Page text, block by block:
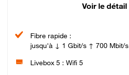
Voir le détail
Fibre rapide :
jusqu'à ↓ 1 Gbit/s ↑ 700 Mbit/s
Livebox 5 : Wifi 5